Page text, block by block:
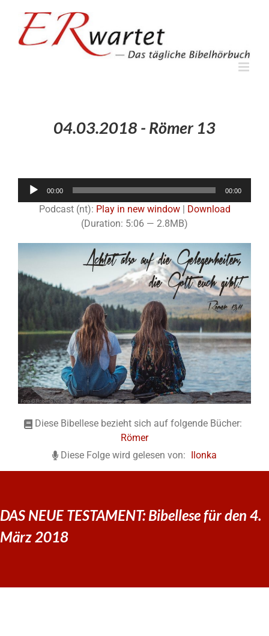
springen
04.03.2018 - Römer 13
00:00 00:00
Podcast (nt): Play in new window| Download
(Duration: 5:06 — 2.8MB)
Diese Bibellese bezieht sich auf folgende Bücher:
Römer
Diese Folge wird gelesen von: Ilonka
DAS NEUE TESTAMENT: Bibellese für den 4.
März 2018